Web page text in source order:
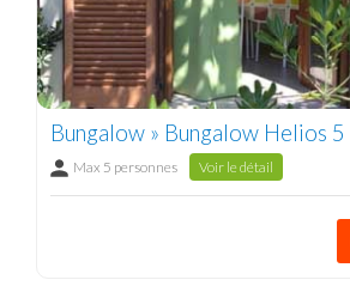
Bungalow » Bungalow Helios 5
Max 5 personnes Voir le détail